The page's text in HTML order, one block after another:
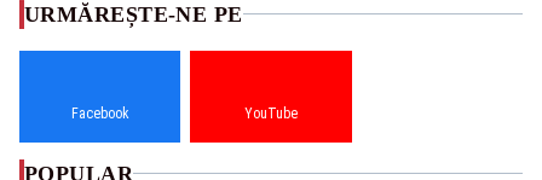
URMĂREȘTE-NE PE
Facebook YouTube
POPULAR